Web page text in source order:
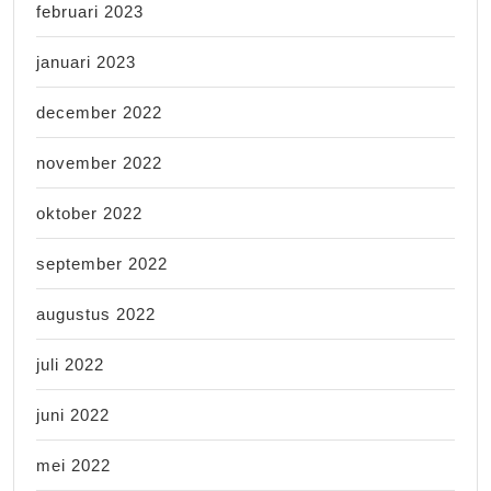
februari 2023
januari 2023
december 2022
november 2022
oktober 2022
september 2022
augustus 2022
juli 2022
juni 2022
mei 2022